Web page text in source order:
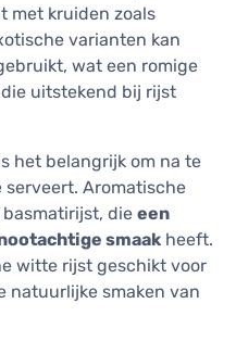
met kruiden zoals
varianten kan
wat een romige
uitstekend bij rijst
het belangrijk om na te
Aromatische
die een
smaak heeft.
witte rijst geschikt voor
natuurlijke smaken van